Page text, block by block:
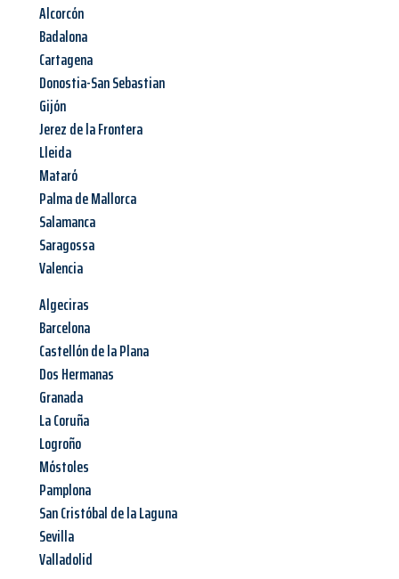
Alcorcón
Badalona
Cartagena
Donostia-San Sebastian
Gijón
Jerez de la Frontera
Lleida
Mataró
Palma de Mallorca
Salamanca
Saragossa
Valencia
Algeciras
Barcelona
Castellón de la Plana
Dos Hermanas
Granada
La Coruña
Logroño
Móstoles
Pamplona
San Cristóbal de la Laguna
Sevilla
Valladolid